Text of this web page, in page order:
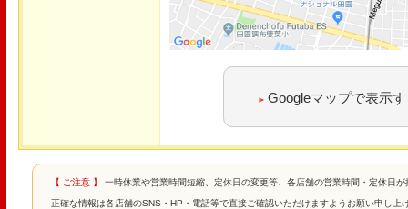
Googleマップで表示
【 ご注意 】 一時休業や営業時間短縮、定休日の変更等、各店舗の営業時間・定休日
正確な情報は各店舗のSNS・HP・電話等で直接ご確認いただけますようお願い申し上